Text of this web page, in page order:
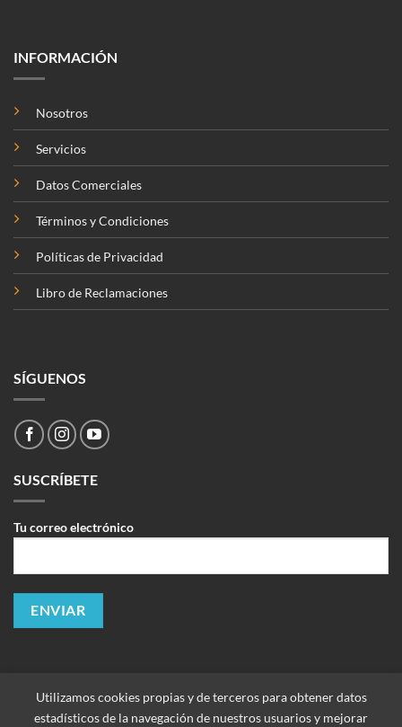
INFORMACIÓN
Nosotros
Servicios
Datos Comerciales
Términos y Condiciones
Políticas de Privacidad
Libro de Reclamaciones
SÍGUENOS
SUSCRÍBETE
Tu correo electrónico
Utilizamos cookies propias y de terceros para obtener datos
estadísticos de la navegación de nuestros usuarios y mejorar